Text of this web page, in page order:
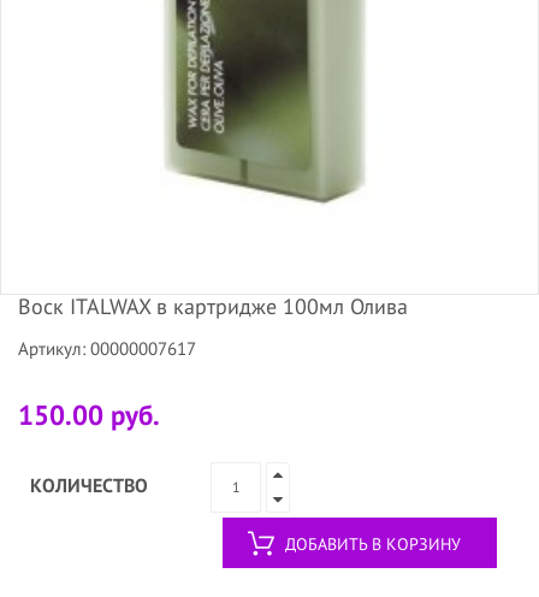
Воск ITALWAX в картридже 100мл Олива
Артикул: 00000007617
150.00 руб.
КОЛИЧЕСТВО
ДОБАВИТЬ В КОРЗИНУ